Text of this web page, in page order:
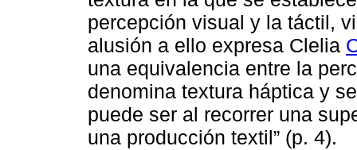
percepción visual y la táctil,
alusión a ello expresa Clelia
una equivalencia entre la
denomina textura háptica y
puede ser al recorrer una
una producción textil” (p. 4).